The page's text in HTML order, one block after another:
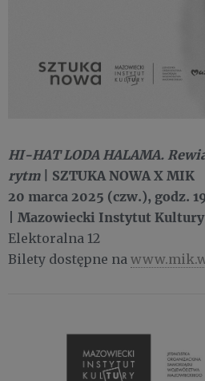
HI-HAT LODA HALAMA.
rytm
SZTUKA NOWA X MIK
20 marca 2025 (czw.), godz.
Mazowiecki Instytut Kultury
Elektoralna 12
Bilety dostępne na